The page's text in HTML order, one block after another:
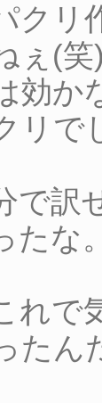
クリ
ぇ(笑
効か
リで
で
たな
れで
たん